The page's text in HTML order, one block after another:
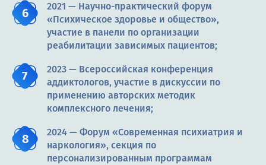
2021 — Научно-практический форум
«Психическое здоровье и общество»,
участие в панели по организации
реабилитации зависимых пациентов;
2023 — Всероссийская конференция
аддиктологов, участие в дискуссии по
применению авторских методик
комплексного лечения;
2024 — Форум «Современная психиатрия и
наркология», секция по
персонализированным программам